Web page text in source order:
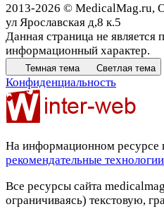
2013-2026 © MedicalMag.ru,
ул Ярославская д,8 к.5
Данная страница не
информационный характер.
Темная тема Светлая тема
Конфиденциальность
На информационном ресурсе
рекомендательные технологии
Все ресурсы сайта
ограничиваясь) текстовую,